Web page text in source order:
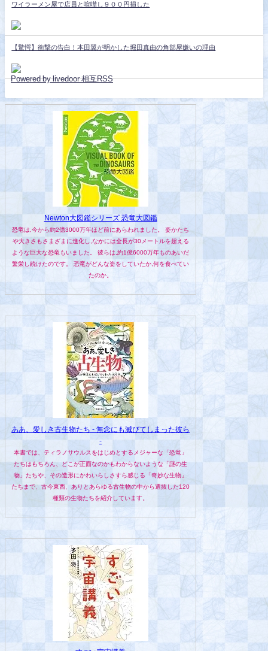
ワイラーメン屋で店員と喧嘩し９００円損した
【驚愕】衝撃の告白！本田翼が明かした堀田真由の角部屋嫌いの理由
Powered by livedoor 相互RSS
Newton大図鑑シリーズ 恐竜大図鑑
恐竜は,今から約2億3000万年ほど前にあらわれました。 姿かたち
や大きさもさまざまに進化し,なかには全長が30メートルを超える
ような巨大な恐竜もいました。 彼らは,約1億6000万年ものあいだ
繁栄し続けたのです。 恐竜がどんな姿をしていたか,何を食べてい
たのか。
ああ、愛しき古生物たち - 無念にも滅びてしまった彼ら
-
本書では、ティラノサウルスをはじめとするメジャーな「恐竜」
たちはもちろん、どこが正面なのかもわからないような「謎の生
物」たちや、その造形にかわいらしさすら感じる「奇妙な生物」
たちまで、古今東西、ありとあらゆる古生物の中から選抜した120
種類の生物たちを紹介しています。